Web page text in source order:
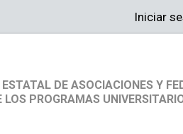
Iniciar
DE ASOCIACIONES Y
LOS PROGRAMAS